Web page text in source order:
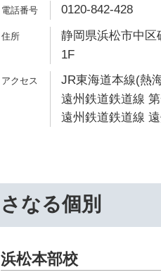
0120-842-428
静岡県浜松市中区
1F
JR東海道本線(熱
遠州鉄道鉄道線
遠州鉄道鉄道線
さなる個別
浜松本部校